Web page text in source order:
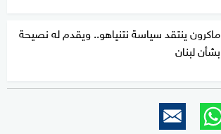
ماكرون ينتقد سياسة نتنياهو.. ويقدم له نصيحة
بشأن لبنان